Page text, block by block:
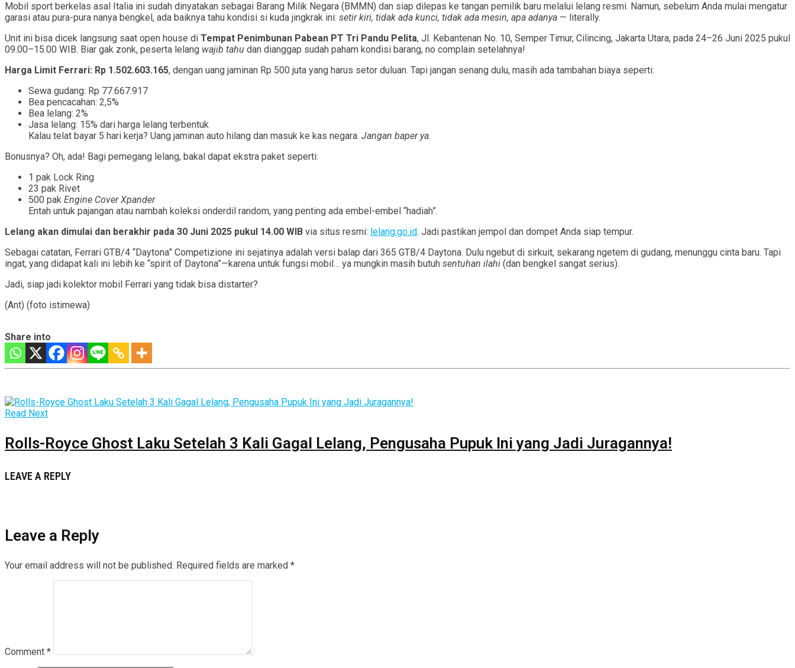
Mobil sport berkelas asal Italia ini sudah dinyatakan sebagai Barang Milik Negara (BMMN) dan siap dilepas ke tangan pemilik baru melalui lelang resmi. Namun, sebelum Anda mulai mengatur
garasi atau pura-pura nanya bengkel, ada baiknya tahu kondisi si kuda jingkrak ini: setir kiri, tidak ada kunci, tidak ada mesin, apa adanya — literally.
Unit ini bisa dicek langsung saat open house di Tempat Penimbunan Pabean PT Tri Pandu Pelita, Jl. Kebantenan No. 10, Semper Timur, Cilincing, Jakarta Utara, pada 24–26 Juni 2025 pukul
09.00–15.00 WIB. Biar gak zonk, peserta lelang wajib tahu dan dianggap sudah paham kondisi barang, no complain setelahnya!
Harga Limit Ferrari: Rp 1.502.603.165, dengan uang jaminan Rp 500 juta yang harus setor duluan. Tapi jangan senang dulu, masih ada tambahan biaya seperti:
Sewa gudang: Rp 77.667.917
Bea pencacahan: 2,5%
Bea lelang: 2%
Jasa lelang: 15% dari harga lelang terbentuk
Kalau telat bayar 5 hari kerja? Uang jaminan auto hilang dan masuk ke kas negara. Jangan baper ya.
Bonusnya? Oh, ada! Bagi pemegang lelang, bakal dapat ekstra paket seperti:
1 pak Lock Ring
23 pak Rivet
500 pak Engine Cover Xpander
Entah untuk pajangan atau nambah koleksi onderdil random, yang penting ada embel-embel “hadiah”.
Lelang akan dimulai dan berakhir pada 30 Juni 2025 pukul 14.00 WIB via situs resmi: lelang.go.id. Jadi pastikan jempol dan dompet Anda siap tempur.
Sebagai catatan, Ferrari GTB/4 “Daytona” Competizione ini sejatinya adalah versi balap dari 365 GTB/4 Daytona. Dulu ngebut di sirkuit, sekarang ngetem di gudang, menunggu cinta baru. Tapi
ingat, yang didapat kali ini lebih ke “spirit of Daytona”—karena untuk fungsi mobil… ya mungkin masih butuh sentuhan ilahi (dan bengkel sangat serius).
Jadi, siap jadi kolektor mobil Ferrari yang tidak bisa distarter?
(Ant) (foto istimewa)
Share into
Read Next
Rolls-Royce Ghost Laku Setelah 3 Kali Gagal Lelang, Pengusaha Pupuk Ini yang Jadi Juragannya!
LEAVE A REPLY
Leave a Reply
Your email address will not be published. Required fields are marked *
Comment *